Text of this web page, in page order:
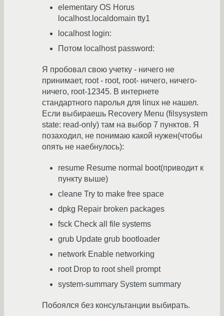
elementary OS Horus
localhost.localdomain tty1
localhost login:
Потом localhost password:
Я пробовал свою учетку - ничего не
принимает, root - root, root- ничего, ничего-
ничего, root-12345. В интернете
стандартного паролья для linux не нашел.
Если выбираешь Recovery Menu (filsysystem
state: read-only) там на выбор 7 пунктов. Я
позаходил, не понимаю какой нужен(чтобы
опять не наебнулось):
resume Resume normal boot(приводит к
пункту выше)
cleane Try to make free space
dpkg Repair broken packages
fsck Check all file systems
grub Update grub bootloader
network Enable networking
root Drop to root shell prompt
system-summary System summary
Побоялся без консультанции выбирать.